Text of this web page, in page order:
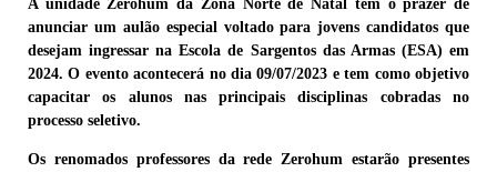
A unidade Zerohum da Zona Norte de Natal tem o prazer de
anunciar um aulão especial voltado para jovens candidatos que
desejam ingressar na Escola de Sargentos das Armas (ESA) em
2024. O evento acontecerá no dia 09/07/2023 e tem como objetivo
capacitar os alunos nas principais disciplinas cobradas no
processo seletivo.
Os renomados professores da rede Zerohum estarão presentes